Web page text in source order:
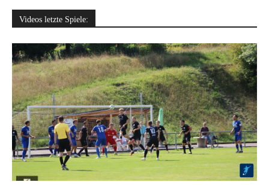
Videos letzte Spiele: